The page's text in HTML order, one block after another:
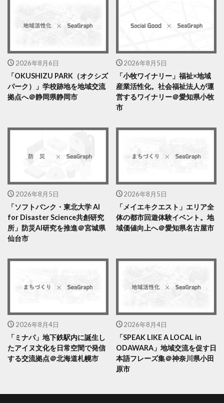
2026年8月6日
「OKUSHIZU PARK（オクシズ
パーク）」学校跡地を地域交流
拠点へ＠静岡県静岡市
2026年8月5日
「小牧ワイナリー」福祉×地域
産業活性化。社会福祉法人が運
営するワイナリー＠愛知県小牧
市
2026年8月5日
「ソフトバンク・東北大学 AI
for Disaster Science共創研究
所」防災AI研究を推進＠宮城県
仙台市
2026年8月5日
「メイエキクエスト」エリア全
体の都市回遊体験イベント。地
域価値向上へ＠愛知県名古屋市
2026年8月4日
「ミナパ」地下鉄駅内に誕生し
たアイヌ文化を日常空間で発信
する交流拠点＠北海道札幌市
2026年8月4日
「SPEAK LIKE A LOCAL in
ODAWARA」地域交流を促す日
本語フレーズ集＠神奈川県小田
原市